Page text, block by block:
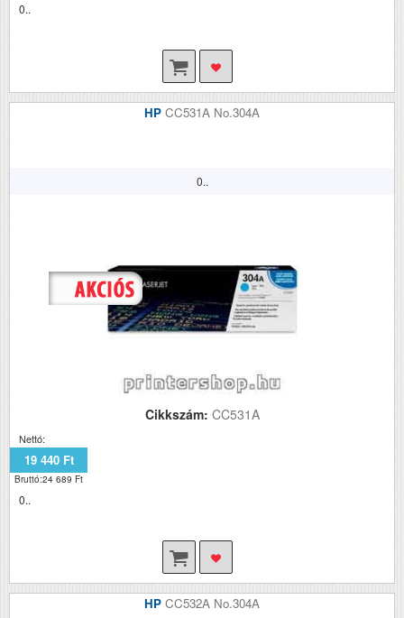
0..
HP CC531A No.304A
0..
Cikkszám: CC531A
Nettó:
19 440 Ft
Bruttó:24 689 Ft
0..
HP CC532A No.304A